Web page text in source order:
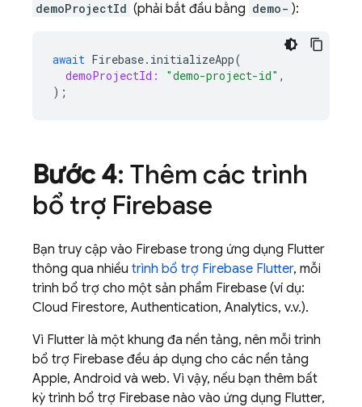
demoProjectId (phải bắt đầu bằng demo- ):
await Firebase. initializeApp(
demoProjectId:
"demo-project-id" ,
);
Bước 4: Thêm các trình
bổ trợ Firebase
Bạn truy cập vào Firebase trong ứng dụng Flutter
thông qua nhiều trình bổ trợ Firebase Flutter, mỗi
trình bổ trợ cho một sản phẩm Firebase (ví dụ:
Cloud Firestore, Authentication, Analytics, v.v.).
Vì Flutter là một khung đa nền tảng, nên mỗi trình
bổ trợ Firebase đều áp dụng cho các nền tảng
Apple, Android và web. Vì vậy, nếu bạn thêm bất
kỳ trình bổ trợ Firebase nào vào ứng dụng Flutter,